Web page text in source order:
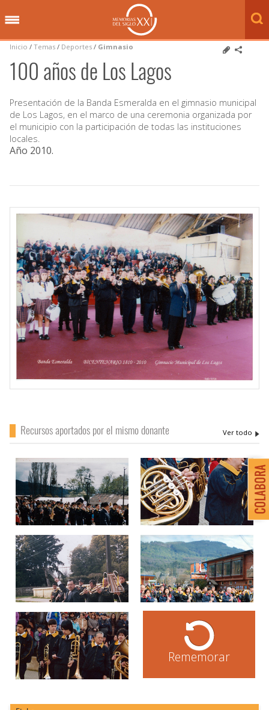
Inicio / Temas / Deportes / Gimnasio
100 años de Los Lagos
Presentación de la Banda Esmeralda en el gimnasio municipal
de Los Lagos, en el marco de una ceremonia organizada por
el municipio con la participación de todas las instituciones
locales.
Año 2010.
Recursos aportados por el mismo donante
Rememorar